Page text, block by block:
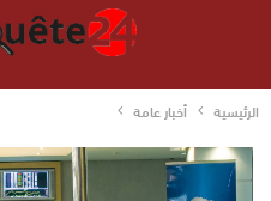
الرئيسية أخبار عامة